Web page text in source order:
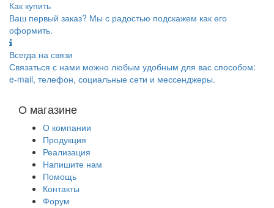
Как купить
Ваш первый заказ? Мы с радостью подскажем как его
оформить.
Всегда на связи
Связаться с нами можно любым удобным для вас способом:
e-mail, телефон, социальные сети и мессенджеры.
О магазине
О компании
Продукция
Реализация
Напишите нам
Помощь
Контакты
Форум